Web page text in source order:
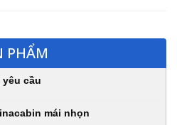
PHẨM
cầu
mái nhọn